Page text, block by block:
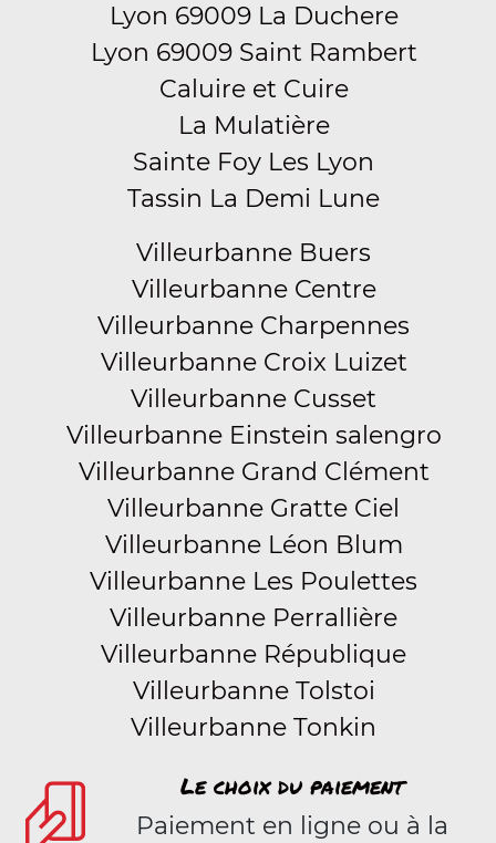
Lyon 69009 La Duchere
Lyon 69009 Saint Rambert
Caluire et Cuire
La Mulatière
Sainte Foy Les Lyon
Tassin La Demi Lune
Villeurbanne Buers
Villeurbanne Centre
Villeurbanne Charpennes
Villeurbanne Croix Luizet
Villeurbanne Cusset
Villeurbanne Einstein salengro
Villeurbanne Grand Clément
Villeurbanne Gratte Ciel
Villeurbanne Léon Blum
Villeurbanne Les Poulettes
Villeurbanne Perrallière
Villeurbanne République
Villeurbanne Tolstoi
Villeurbanne Tonkin
Le choix du paiement
Paiement en ligne ou à la